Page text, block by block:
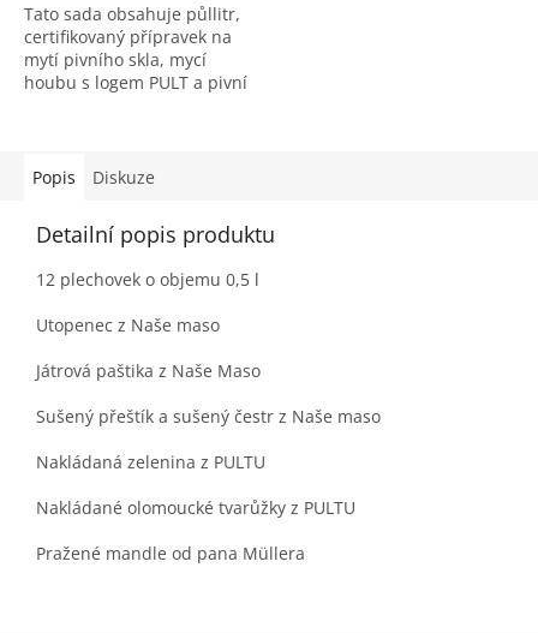
Tato sada obsahuje půllitr,
certifikovaný přípravek na
mytí pivního skla, mycí
houbu s logem PULT a pivní
Popis Diskuze
Detailní popis produktu
12 plechovek o objemu 0,5 l
Utopenec z Naše maso
Játrová paštika z Naše Maso
Sušený přeštík a sušený čestr z Naše maso
Nakládaná zelenina z PULTU
Nakládané olomoucké tvarůžky z PULTU
Pražené mandle od pana Müllera